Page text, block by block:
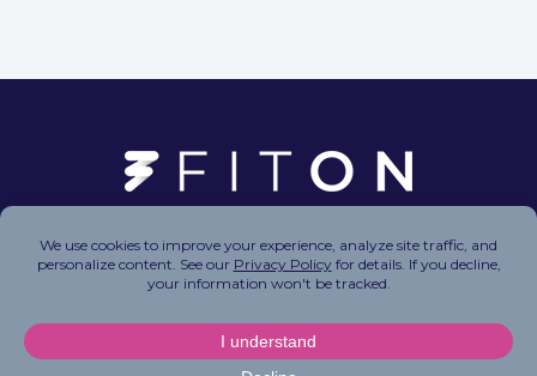
Copyright © 2026 FitOn Inc. All Rights Reserved.
Privacy Policy|Terms of Use